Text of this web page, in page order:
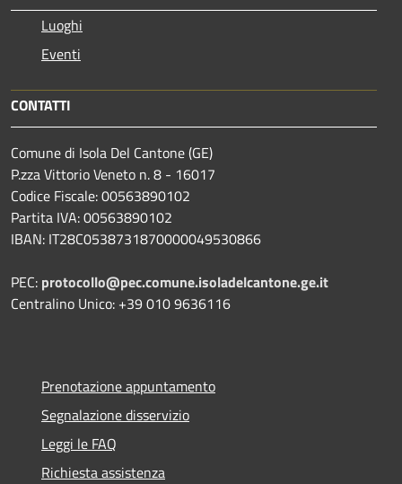
Luoghi
Eventi
CONTATTI
Comune di Isola Del Cantone (GE)
P.zza Vittorio Veneto n. 8 - 16017
Codice Fiscale: 00563890102
Partita IVA: 00563890102
IBAN: IT28C0538731870000049530866
PEC: protocollo@pec.comune.isoladelcantone.ge.it
Centralino Unico: +39 010 9636116
Prenotazione appuntamento
Segnalazione disservizio
Leggi le FAQ
Richiesta assistenza